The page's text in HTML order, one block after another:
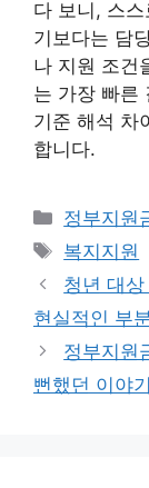
다 보니, 스
기보다는 담
나 지원 조건
는 가장 빠른
기준 해석 차
합니다.
카
테
고
리
정부지원
태
그
복지지원
청년 대
현실적인 부
정부지원
뻔했던 이야기